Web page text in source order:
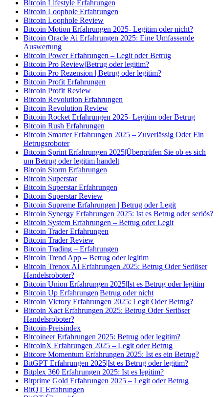
Bitcoin Lifestyle Erfahrungen
Bitcoin Loophole Erfahrungen
Bitcoin Loophole Review
Bitcoin Motion Erfahrungen 2025- Legitim oder nicht?
Bitcoin Oracle Ai Erfahrungen 2025: Eine Umfassende
Auswertung
Bitcoin Power Erfahrungen – Legit oder Betrug
Bitcoin Pro Review|Betrug oder legitim?
Bitcoin Pro Rezension | Betrug oder legitim?
Bitcoin Profit Erfahrungen
Bitcoin Profit Review
Bitcoin Revolution Erfahrungen
Bitcoin Revolution Review
Bitcoin Rocket Erfahrungen 2025- Legitim oder Betrug
Bitcoin Rush Erfahrungen
Bitcoin Smarter Erfahrungen 2025 – Zuverlässig Oder Ein
Betrugsroboter
Bitcoin Sprint Erfahrungen 2025|Überprüfen Sie ob es sich
um Betrug oder legitim handelt
Bitcoin Storm Erfahrungen
Bitcoin Superstar
Bitcoin Superstar Erfahrungen
Bitcoin Superstar Review
Bitcoin Supreme Erfahrungen | Betrug oder Legit
Bitcoin Synergy Erfahrungen 2025: Ist es Betrug oder seriös?
Bitcoin System Erfahrungen – Betrug oder Legit
Bitcoin Trader Erfahrungen
Bitcoin Trader Review
Bitcoin Trading – Erfahrungen
Bitcoin Trend App – Betrug oder legitim
Bitcoin Trenox AI Erfahrungen 2025: Betrug Oder Seriöser
Handelsroboter?
Bitcoin Union Erfahrungen 2025|Ist es Betrug oder legitim
Bitcoin Up Erfahrungen|Betrug oder nicht
Bitcoin Victory Erfahrungen 2025: Legit Oder Betrug?
Bitcoin Xact Erfahrungen 2025: Betrug Oder Seriöser
Handelsroboter?
Bitcoin-Preisindex
Bitcoineer Erfahrungen 2025: Betrug oder legitim?
BitcoinX Erfahrungen 2025 – Legit oder Betrug
Bitcore Momentum Erfahrungen 2025: Ist es ein Betrug?
BitGPT Erfahrungen 2025|Ist es Betrug oder legitim?
Bitplex 360 Erfahrungen 2025: Ist es legitim?
Bitprime Gold Erfahrungen 2025 – Legit oder Betrug
BitQT Erfahrungen